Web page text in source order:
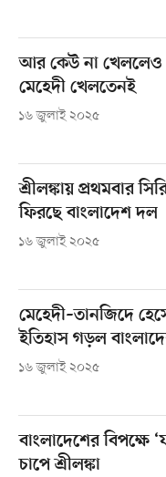
আর কেউ না খেললেও
মেহেদী খেলতেনই
১৬ জুলাই ২০২৫
শ্রীলঙ্কায় প্রথমবার
ফিরছে বাংলাদেশ দল
১৬ জুলাই ২০২৫
মেহেদী–তানজিদে
ইতিহাস গড়ল
১৬ জুলাই ২০২৫
বাংলাদেশের বিপক্ষে
চাপে শ্রীলঙ্কা